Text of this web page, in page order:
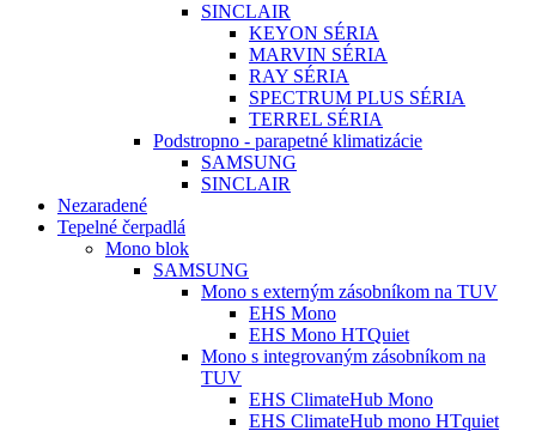
SINCLAIR
KEYON SÉRIA
MARVIN SÉRIA
RAY SÉRIA
SPECTRUM PLUS SÉRIA
TERREL SÉRIA
Podstropno - parapetné klimatizácie
SAMSUNG
SINCLAIR
Nezaradené
Tepelné čerpadlá
Mono blok
SAMSUNG
Mono s externým zásobníkom na TUV
EHS Mono
EHS Mono HTQuiet
Mono s integrovaným zásobníkom na
TUV
EHS ClimateHub Mono
EHS ClimateHub mono HTquiet